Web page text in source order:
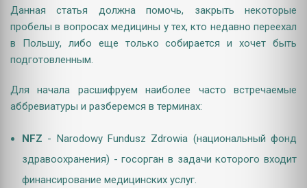
Данная статья должна помочь, закрыть некоторые
пробелы в вопросах медицины у тех, кто недавно переехал
в Польшу, либо еще только собирается и хочет быть
подготовленным.
Для начала расшифруем наиболее часто встречаемые
аббревиатуры и разберемся в терминах:
NFZ - Narodowy Fundusz Zdrowia (национальный фонд
здравоохранения) - госорган в задачи которого входит
финансирование медицинских услуг.